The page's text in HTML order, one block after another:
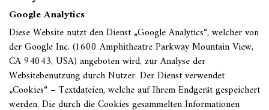
Google Analytics
Diese Website nutzt den Dienst „Google Analytics“, welcher von
der Google Inc. (1600 Amphitheatre Parkway Mountain View,
CA 94043, USA) angeboten wird, zur Analyse der
Websitebenutzung durch Nutzer. Der Dienst verwendet
„Cookies“ – Textdateien, welche auf Ihrem Endgerät gespeichert
werden. Die durch die Cookies gesammelten Informationen